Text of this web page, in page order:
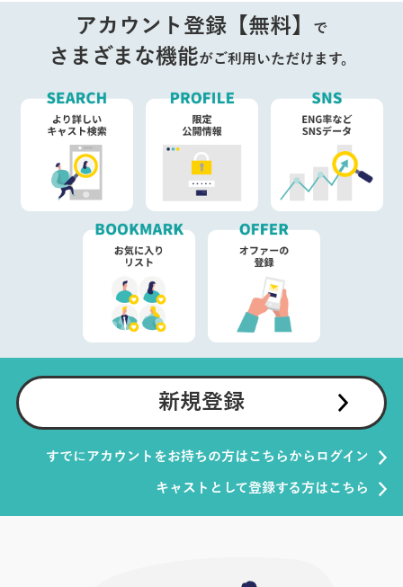
アカウント登録【無料】 で
さまざまな機能がご利用いただけます。
新規登録
すでにアカウントをお持ちの方はこちらからログイン
キャストとして登録する方はこちら